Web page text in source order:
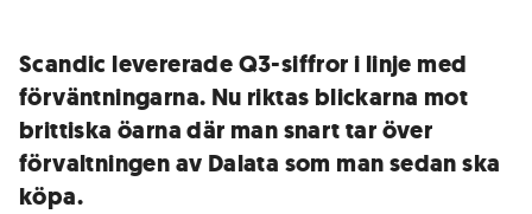
Scandic levererade Q3-siffror i linje med
förväntningarna. Nu riktas blickarna mot
brittiska öarna där man snart tar över
förvaltningen av Dalata som man sedan ska
köpa.